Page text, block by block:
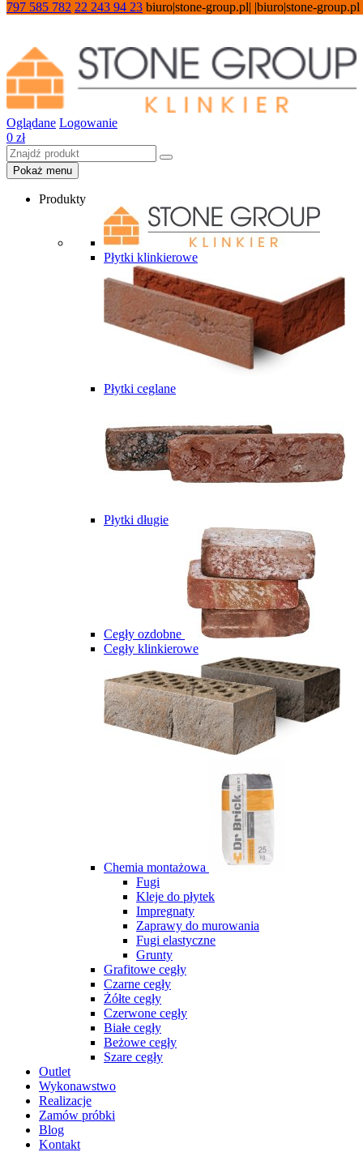
797 585 782 22 243 94 23 biuro|stone-group.pl| |biuro|stone-group.pl
Oglądane Logowanie
0 zł
Pokaż menu
Produkty
Płytki klinkierowe
Płytki ceglane
Płytki długie
Cegły ozdobne
Cegły klinkierowe
Chemia montażowa
Fugi
Kleje do płytek
Impregnaty
Zaprawy do murowania
Fugi elastyczne
Grunty
Grafitowe cegły
Czarne cegły
Żółte cegły
Czerwone cegły
Białe cegły
Beżowe cegły
Szare cegły
Outlet
Wykonawstwo
Realizacje
Zamów próbki
Blog
Kontakt